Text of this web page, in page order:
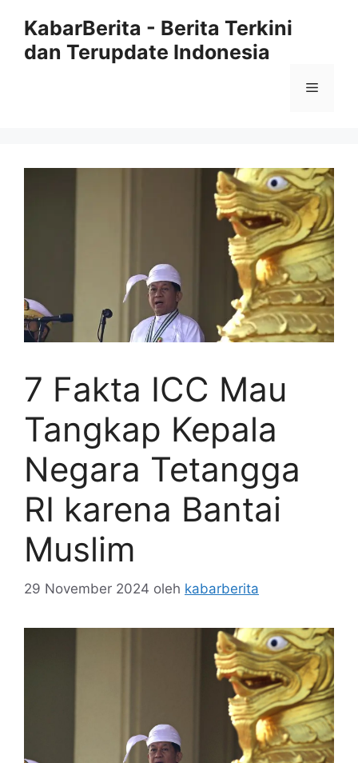
KabarBerita - Berita Terkini
dan Terupdate Indonesia
Menu
7 Fakta ICC Mau
Tangkap Kepala
Negara Tetangga
RI karena Bantai
Muslim
29 November 2024 oleh kabarberita